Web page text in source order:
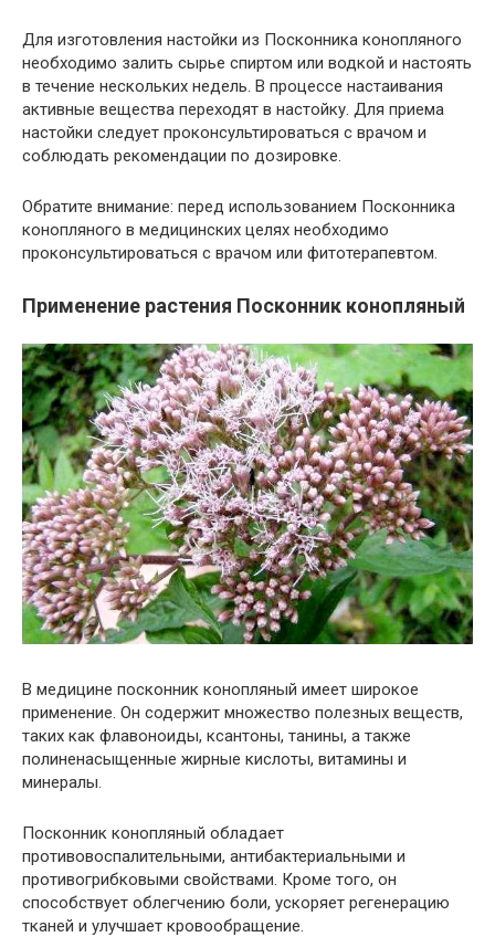
Для изготовления настойки из Посконника конопляного
необходимо залить сырье спиртом или водкой и настоять
в течение нескольких недель. В процессе настаивания
активные вещества переходят в настойку. Для приема
настойки следует проконсультироваться с врачом и
соблюдать рекомендации по дозировке.
Обратите внимание: перед использованием Посконника
конопляного в медицинских целях необходимо
проконсультироваться с врачом или фитотерапевтом.
Применение растения Посконник конопляный
В медицине посконник конопляный имеет широкое
применение. Он содержит множество полезных веществ,
таких как флавоноиды, ксантоны, танины, а также
полиненасыщенные жирные кислоты, витамины и
минералы.
Посконник конопляный обладает
противовоспалительными, антибактериальными и
противогрибковыми свойствами. Кроме того, он
способствует облегчению боли, ускоряет регенерацию
тканей и улучшает кровообращение.